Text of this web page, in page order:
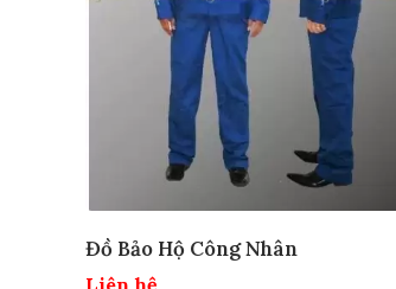
Đồ Bảo Hộ Công Nhân